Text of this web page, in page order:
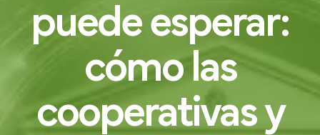
puede esperar:
cómo las
cooperativas y